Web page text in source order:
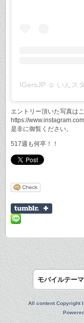
エントリー頂いた写真は
https://
是非に御覧ください。
517週も何卒！！
モバイルテーマ
All content Copyright